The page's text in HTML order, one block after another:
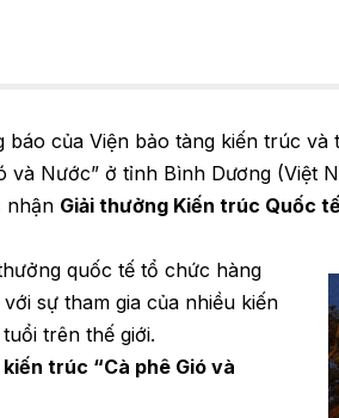
báo của Viện bảo tàng kiến trúc
và Nước” ở tỉnh Bình Dương (Việt
nhận Giải thưởng Kiến trúc Quốc
quốc tế tổ chức hàng
sự tham gia của nhiều kiến
trên thế giới.
trúc “Cà phê Gió và